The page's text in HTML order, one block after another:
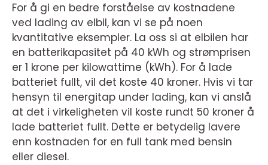
For å gi en bedre forståelse av kostnadene
ved lading av elbil, kan vi se på noen
kvantitative eksempler. La oss si at elbilen har
en batterikapasitet på 40 kWh og strømprisen
er 1 krone per kilowattime (kWh). For å lade
batteriet fullt, vil det koste 40 kroner. Hvis vi tar
hensyn til energitap under lading, kan vi anslå
at det i virkeligheten vil koste rundt 50 kroner å
lade batteriet fullt. Dette er betydelig lavere
enn kostnaden for en full tank med bensin
eller diesel.